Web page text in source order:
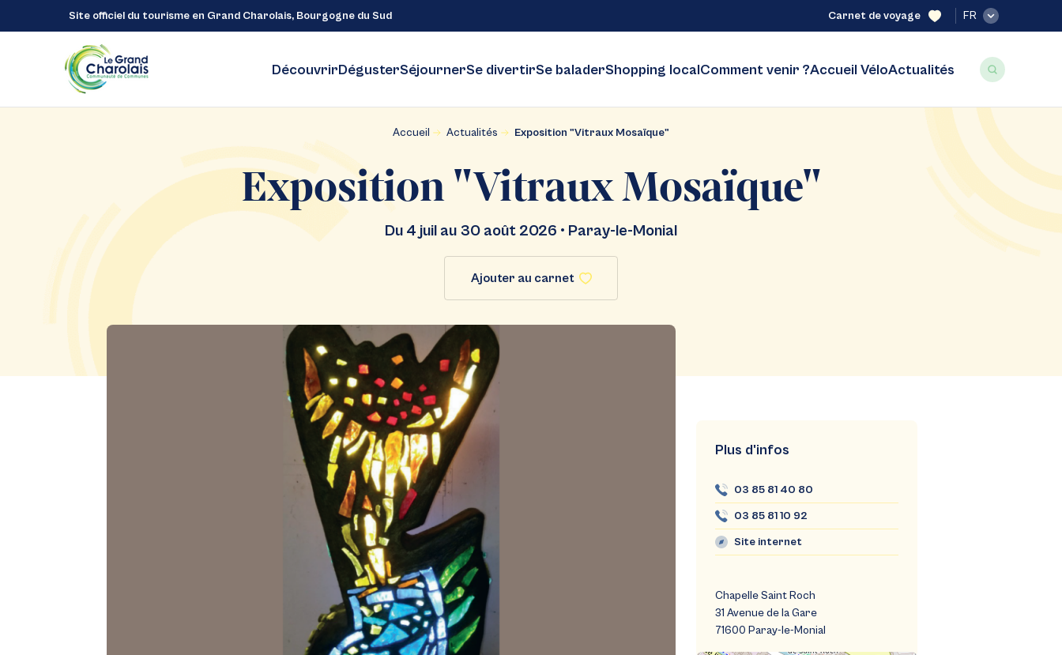
Site officiel du tourisme en Grand Charolais, Bourgogne du Sud Carnet de voyage FR
DécouvrirDégusterSéjournerSe divertirSe baladerShopping localComment venir ?Accueil VéloActualités
Accueil Actualités Exposition "Vitraux Mosaïque"
Exposition "Vitraux Mosaïque"
Du 4 juil au 30 août 2026 • Paray-le-Monial
Ajouter au carnet
Plus d'infos
03 85 81 40 80
03 85 81 10 92
Site internet
Chapelle Saint Roch
31 Avenue de la Gare
71600 Paray-le-Monial